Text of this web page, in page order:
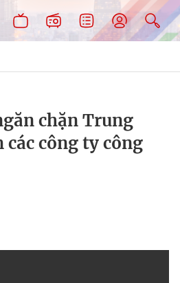
chặn Trung
các công ty công